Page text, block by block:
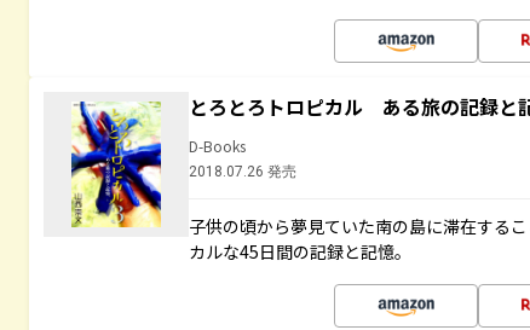
とろとろトロピカル ある旅の記録
D-Books
2018.07.26 発売
子供の頃から夢見ていた南の島に滞在する
カルな45日間の記録と記憶。